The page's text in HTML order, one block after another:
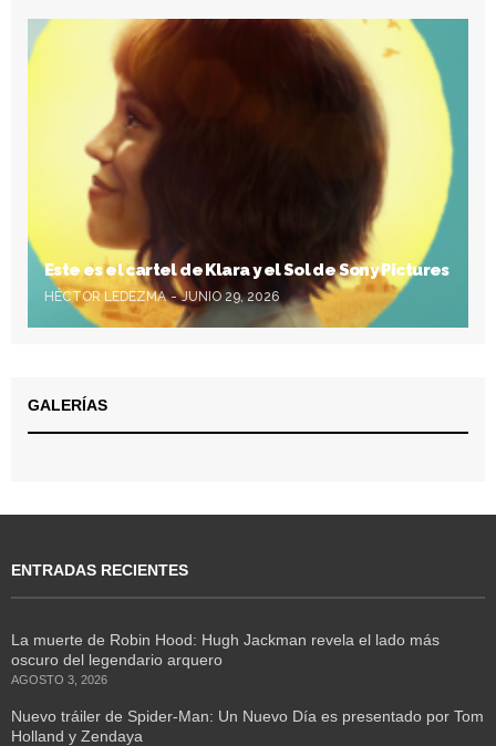
Este es el cartel de Klara y el Sol de Sony Pictures
HÉCTOR LEDEZMA JUNIO 29, 2026
GALERÍAS
ENTRADAS RECIENTES
La muerte de Robin Hood: Hugh Jackman revela el lado más
oscuro del legendario arquero
AGOSTO 3, 2026
Nuevo tráiler de Spider-Man: Un Nuevo Día es presentado por Tom
Holland y Zendaya